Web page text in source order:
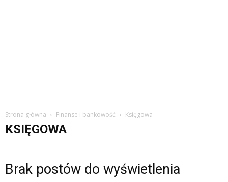
Strona główna Finanse i bankowość Księgowa
KSIĘGOWA
Brak postów do wyświetlenia